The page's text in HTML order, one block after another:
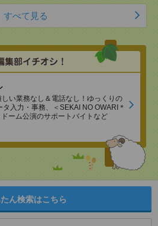
すべて見る
しい業務なし＆電話なし！ゆっくりの
入力・事務、＜SEKAI NO OWARI＊
ーム公演のサポートバイトなど
ん検索はこちら